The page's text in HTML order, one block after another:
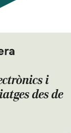
i
des de